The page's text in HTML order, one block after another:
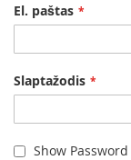
El. paštas
Slaptažodis
Show Password